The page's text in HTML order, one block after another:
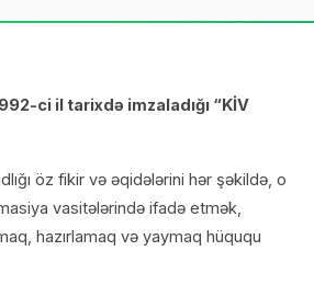
ci il tarixdə imzaladığı “KİV
öz fikir və əqidələrini hər şəkildə, o
vasitələrində ifadə etmək,
hazırlamaq və yaymaq hüququ